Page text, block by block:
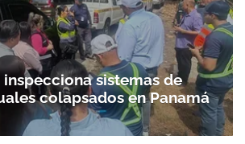
sistemas de
colapsados en Panamá